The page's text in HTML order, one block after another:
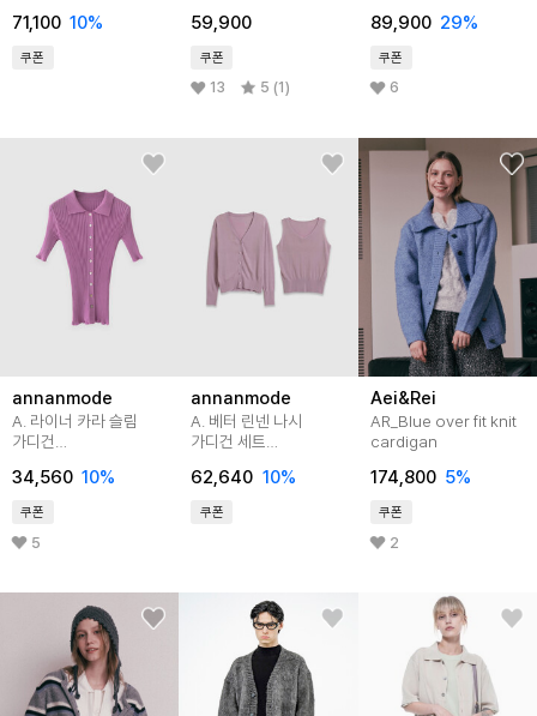
71,100 10%
쿠폰
59,900
쿠폰
13 5 (1)
89,900 29%
쿠폰
6
annanmode
A. 라이너 카라 슬림
가디건
34,560 10%
쿠폰
5
annanmode
A. 베터 린넨 나시
가디건 세트
62,640 10%
쿠폰
Aei&Rei
AR_Blue over fit knit
cardigan
174,800 5%
쿠폰
2